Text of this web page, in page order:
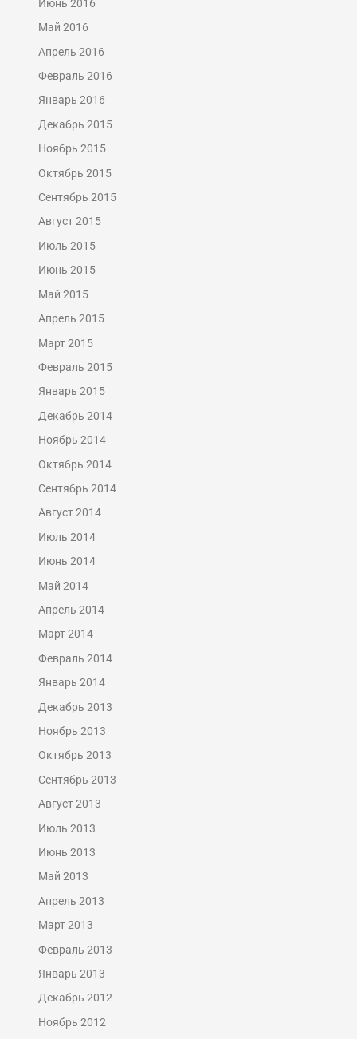
Июнь 2016
Май 2016
Апрель 2016
Февраль 2016
Январь 2016
Декабрь 2015
Ноябрь 2015
Октябрь 2015
Сентябрь 2015
Август 2015
Июль 2015
Июнь 2015
Май 2015
Апрель 2015
Март 2015
Февраль 2015
Январь 2015
Декабрь 2014
Ноябрь 2014
Октябрь 2014
Сентябрь 2014
Август 2014
Июль 2014
Июнь 2014
Май 2014
Апрель 2014
Март 2014
Февраль 2014
Январь 2014
Декабрь 2013
Ноябрь 2013
Октябрь 2013
Сентябрь 2013
Август 2013
Июль 2013
Июнь 2013
Май 2013
Апрель 2013
Март 2013
Февраль 2013
Январь 2013
Декабрь 2012
Ноябрь 2012